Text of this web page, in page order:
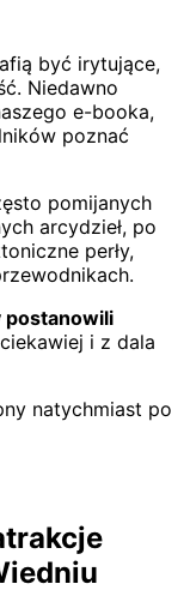
być irytujące,
Niedawno
e-booka,
poznać
pomijanych
arcydzieł, po
perły,
postanowili
i z dala
natychmiast po